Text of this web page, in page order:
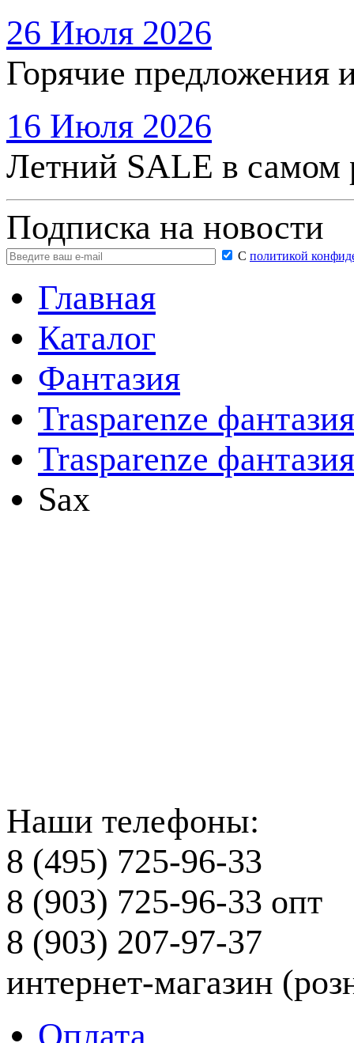
26 Июля 2026
Горячие предложения
16 Июля 2026
Летний SALE в самом
Подписка на новости
С политикой
Главная
Каталог
Фантазия
Trasparenze фантазия
Trasparenze
Sax
Наши телефоны:
8 (495) 725-96-33
8 (903) 725-96-33 опт
8 (903) 207-97-37
интернет-магазин